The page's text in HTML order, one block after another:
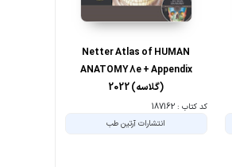
Netter Atlas of HUMAN
ANATOMY 8e + Appendix
(گلاسه) 2022
کد کتاب : 187162
انتشارات آرتین طب